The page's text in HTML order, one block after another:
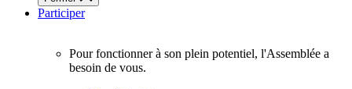
Ontariennes
et
Participer
Pour fonctionner à son plein potentiel, l'Assemblée a
besoin de vous.